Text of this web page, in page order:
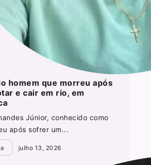
homem que morreu após
e cair em rio, em
Júnior, conhecido como
após sofrer um...
julho 13, 2026